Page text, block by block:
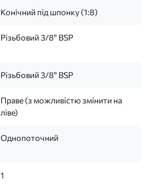
Конічний під шпонку (1:8)
Різьбовий 3/8" BSP
Різьбовий 3/8" BSP
Праве (з можливістю змінити на
ліве)
Однопоточний
1